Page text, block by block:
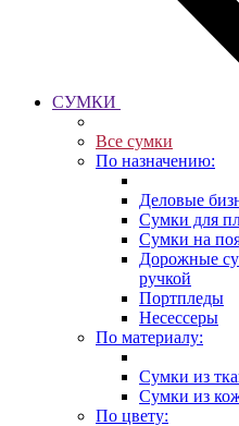
СУМКИ
Все сумки
По назначению:
Деловые
Сумки для
Сумки на
Дорожные
ручкой
Портпледы
Несессеры
По материалу:
Сумки из
Сумки из
По цвету: